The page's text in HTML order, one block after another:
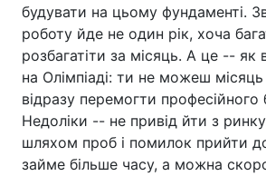
будувати на цьому фундаменті.
роботу йде не один рік, хоча
розбагатіти за місяць. А це -- як
на Олімпіаді: ти не можеш місяць
відразу перемогти професійного
Недоліки -- не привід йти з
шляхом проб і помилок прийти
займе більше часу, а можна